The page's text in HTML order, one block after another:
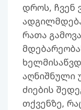
დროს, ჩვენ
რათა
აღნიშნული
ძიების
თქვენზე,